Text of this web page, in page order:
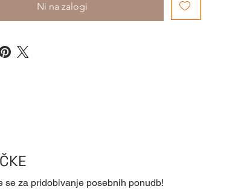
Ni na zalogi
se za pridobivanje posebnih ponudb!